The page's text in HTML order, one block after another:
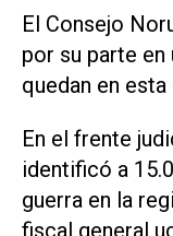
El Consejo
por su parte
quedan en
En el frente
identificó a
guerra en la
fiscal general